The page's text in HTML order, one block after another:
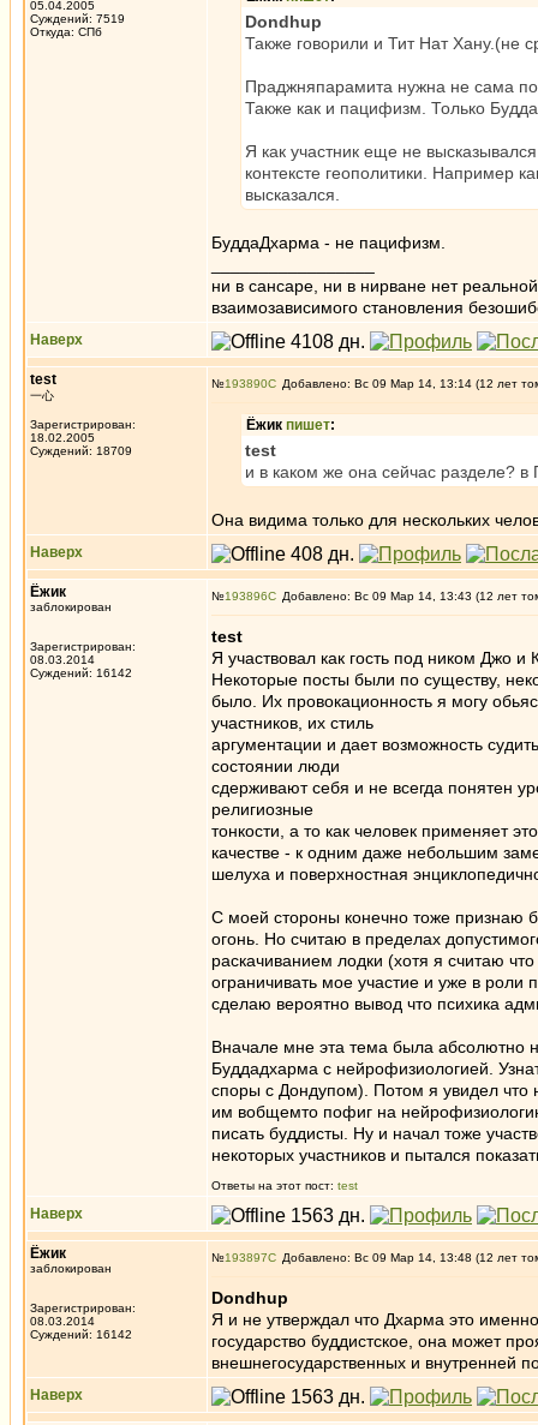
05.04.2005
Суждений: 7519
Откуда: СПб
Dondhup
Также говорили и Тит Нат Хану.(не
Праджняпарамита нужна не сама по
Также как и пацифизм. Только
Я как участник еще не
контексте геополитики. Например
высказался.
БуддаДхарма - не пацифизм.
ни в сансаре, ни в нирване нет
взаимозависимого становления
Наверх
test
一心
Зарегистрирован:
18.02.2005
Суждений: 18709
№193890 Добавлено: Вс 09 Мар 14, 13:14 (12 лет
Ёжик пишет:
test
и в каком же она сейчас разделе?
Она видима только для нескольких
Наверх
Ёжик
заблокирован
Зарегистрирован:
08.03.2014
Суждений: 16142
№193896 Добавлено: Вс 09 Мар 14, 13:43 (12 лет
test
Я участвовал как гость под ником Джо и
Некоторые посты были по существу,
было. Их провокационность я могу
участников, их стиль
аргументации и дает возможность
состоянии люди
сдерживают себя и не всегда понятен
религиозные
тонкости, а то как человек применяет
качестве - к одним даже небольшим
шелуха и поверхностная
С моей стороны конечно тоже признаю
огонь. Но считаю в пределах
раскачиванием лодки (хотя я считаю
ограничивать мое участие и уже в роли
сделаю вероятно вывод что психика
Вначале мне эта тема была абсолютно
Буддадхарма с нейрофизиологией.
споры с Дондупом). Потом я увидел что
им вобщемто пофиг на
писать буддисты. Ну и начал тоже
некоторых участников и пытался
Ответы на этот пост: test
Наверх
Ёжик
заблокирован
Зарегистрирован:
08.03.2014
Суждений: 16142
№193897 Добавлено: Вс 09 Мар 14, 13:48 (12 лет
Dondhup
Я и не утверждал что Дхарма это
государство буддистское, она может
внешнегосударственных и внутренней
Наверх